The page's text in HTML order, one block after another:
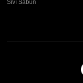
Sıvı Sabun